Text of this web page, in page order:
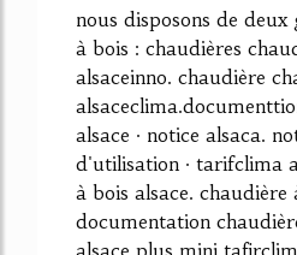
nous disposons de
à bois : chaudières
alsaceinno. chaudière
alsace · notice alsaca.
d'utilisation · tarifclima
à bois alsace. chaudière
documentation
alsace plus mini